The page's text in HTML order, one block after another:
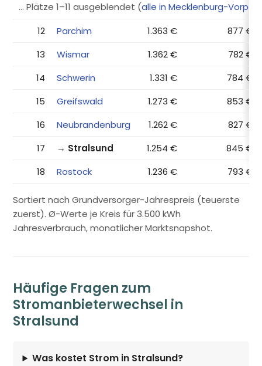
… Plätze 1–11 ausgeblendet (alle in Mecklenburg-
12
Parchim 1.363 €
877 €
13
Wismar 1.362 €
782 €
14
Schwerin 1.331 €
784 €
15
Greifswald 1.273 €
853 €
16
Neubrandenburg 1.262 €
827 €
17
→ Stralsund 1.254 €
845 €
18
Rostock 1.236 € 793 €
Sortiert nach Grundversorger-Jahrespreis (teuerste
zuerst). Ø-Werte je Kreis für 3.500 kWh
Jahresverbrauch, monatlicher Marktsnapshot.
Häufige Fragen zum
Stromanbieterwechsel in
Stralsund
Was kostet Strom in Stralsund?